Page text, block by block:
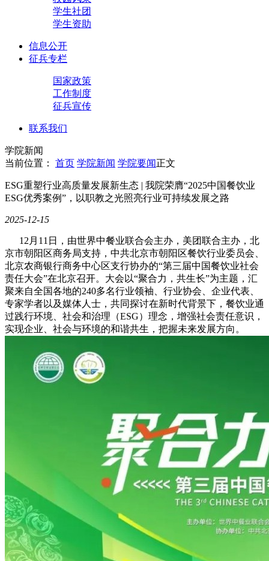
学生社团
学生资助
信息公开
征兵专栏
国家政策
工作制度
征兵宣传
联系我们
学院新闻
当前位置：
首页 学院新闻 学院要闻正文
ESG重塑行业高质量发展新生态 | 我院荣膺“2025中国餐饮业
ESG优秀案例”，以职教之光照亮行业可持续发展之路
2025-12-15
12月11日，由世界中餐业联合会主办，美团联合主办，北
京市朝阳区商务局支持，中共北京市朝阳区餐饮行业委员会、
北京农商银行商务中心区支行协办的“第三届中国餐饮业社会
责任大会”在北京召开。大会以“聚合力，共生长”为主题，汇
聚来自全国各地的240多名行业领袖、行业协会、企业代表、
专家学者以及媒体人士，共同探讨在新时代背景下，餐饮业通
过践行环境、社会和治理（ESG）理念，增强社会责任意识，
实现企业、社会与环境的和谐共生，把握未来发展方向。